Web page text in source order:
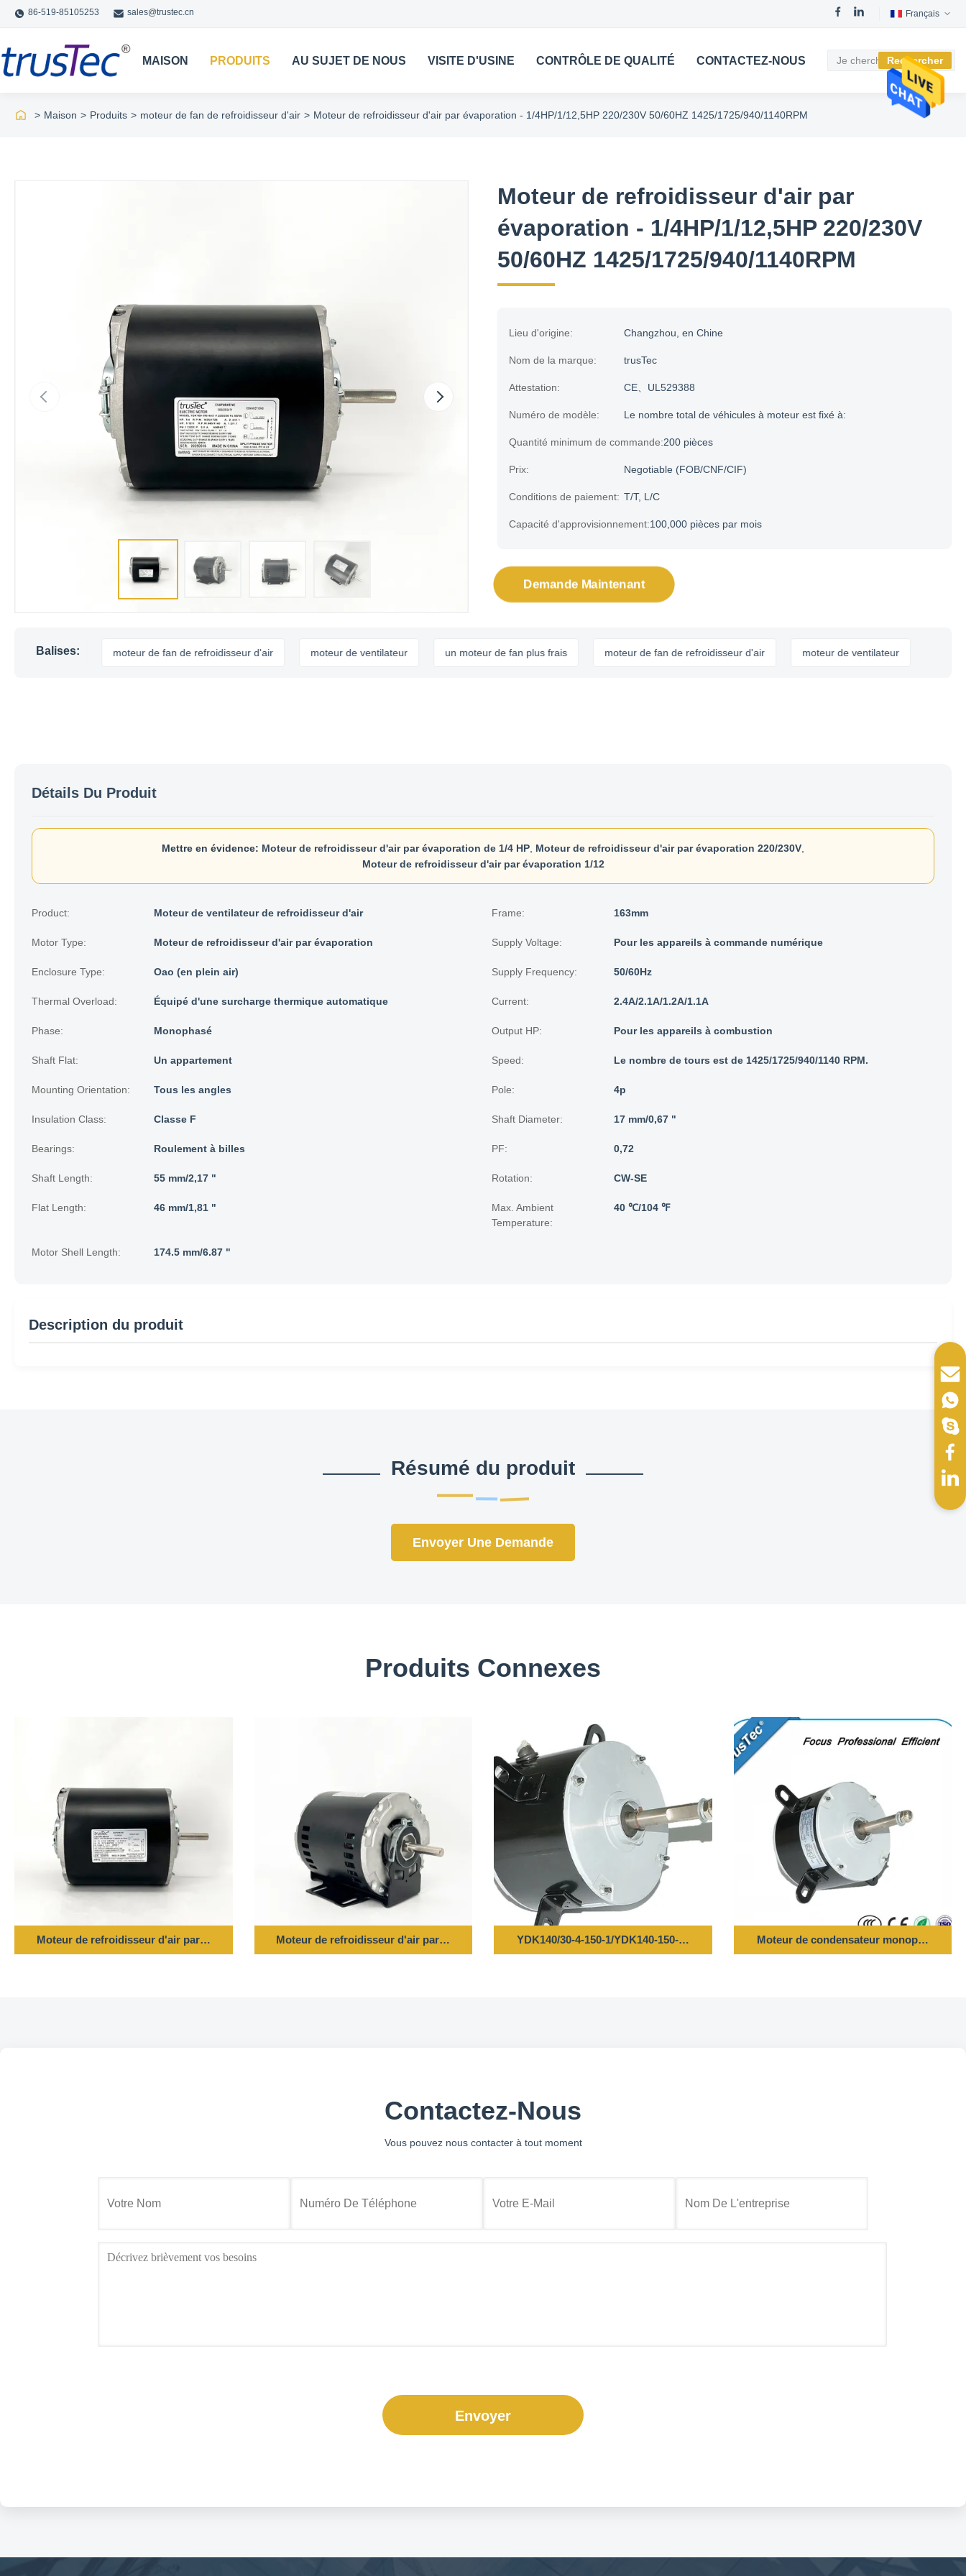
86-519-85105253 sales@trustec.cn Français
MAISON PRODUITS AU SUJET DE NOUS VISITE D'USINE CONTRÔLE DE QUALITÉ CONTACTEZ-NOUS Rechercher
> Maison > Produits > moteur de fan de refroidisseur d'air > Moteur de refroidisseur d'air par évaporation - 1/4HP/1/12,5HP 220/230V 50/60HZ 1425/1725/940/1140RPM
Moteur de refroidisseur d'air par
évaporation - 1/4HP/1/12,5HP 220/230V
50/60HZ 1425/1725/940/1140RPM
Lieu d'origine: Changzhou, en Chine
Nom de la marque: trusTec
Attestation: CE、UL529388
Numéro de modèle: Le nombre total de véhicules à moteur est fixé à:
Quantité minimum de commande:200 pièces
Prix: Negotiable (FOB/CNF/CIF)
Conditions de paiement: T/T, L/C
Capacité d'approvisionnement:100,000 pièces par mois
Demande Maintenant
Balises:
plus frais moteur de fan de refroidisseur d'air moteur de ventilateur un moteur de fan plus frais moteur de fan de refroidisseur d'air moteur de ventilateur
Détails Du Produit
Mettre en évidence: Moteur de refroidisseur d'air par évaporation de 1/4 HP Moteur de refroidisseur d'air par évaporation 220/230V
Moteur de refroidisseur d'air par évaporation 1/12
Product: Moteur de ventilateur de refroidisseur d'air Frame: 163mm
Motor Type: Moteur de refroidisseur d'air par évaporation Supply Voltage: Pour les appareils à commande numérique
Enclosure Type: Oao (en plein air) Supply Frequency: 50/60Hz
Thermal Overload: Équipé d'une surcharge thermique automatique Current: 2.4A/2.1A/1.2A/1.1A
Phase: Monophasé Output HP: Pour les appareils à combustion
Shaft Flat: Un appartement Speed: Le nombre de tours est de 1425/1725/940/1140 RPM.
Mounting Orientation: Tous les angles Pole: 4p
Insulation Class: Classe F Shaft Diameter: 17 mm/0,67 "
Bearings: Roulement à billes PF: 0,72
Shaft Length: 55 mm/2,17 " Rotation: CW-SE
Flat Length: 46 mm/1,81 "
Max. Ambient
Temperature:
40 ℃/104 ℉
Motor Shell Length: 174.5 mm/6.87 "
Description du produit
Résumé du produit
Envoyer Une Demande
Produits Connexes
Moteur de refroidisseur d'air par évaporation - 1/3HP/1/9HP 220/230V 50/60HZ 1425/1725/940/1140RPM
Moteur de refroidisseur d'air par évaporation - 1/2HP/1/6HP 220/230V 50/60HZ 1425/1725/940/1140RPM
YDK140/30-4-150-1/YDK140-150-6T5 - Moteur de ventilateur de refroidisseur d'air à 6
Moteur de condensateur monophasé
Contactez-Nous
Vous pouvez nous contacter à tout moment
Envoyer